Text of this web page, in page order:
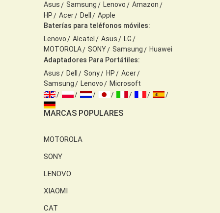
Asus
Samsung Lenovo
Amazon
HP
Acer Dell
Apple
Baterías para teléfonos móviles:
Lenovo
Alcatel Asus
LG
MOTOROLA
SONY Samsung
Huawei
Adaptadores Para Portátiles:
Asus
Dell Sony HP
Acer
Samsung
Lenovo Microsoft
MARCAS POPULARES
MOTOROLA
SONY
LENOVO
XIAOMI
CAT